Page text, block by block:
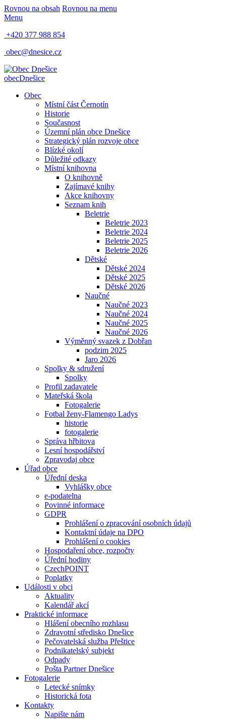
Rovnou na obsah Rovnou na menu
Menu
+420 377 988 854
obec@dnesice.cz
obecDnešice
Obec
Místní část Černotín
Historie
Současnost
Územní plán obce Dnešice
Strategický plán rozvoje obce
Blízké okolí
Důležité odkazy
Místní knihovna
O knihovně
Zajímavé knihy
Akce knihovny
Seznam knih
Beletrie
Beletrie 2023
Beletrie 2024
Beletrie 2025
Beletrie 2026
Dětské
Dětské 2024
Dětské 2025
Dětské 2026
Naučné
Naučné 2023
Naučné 2024
Naučné 2025
Naučné 2026
Výměnný svazek z Dobřan
podzim 2025
Jaro 2026
Spolky & sdružení
Spolky
Profil zadavatele
Mateřská škola
Fotogalerie
Fotbal ženy-Flamengo Ladys
historie
fotogalerie
Správa hřbitova
Lesní hospodářství
Zpravodaj obce
Úřad obce
Úřední deska
Vyhlášky obce
e-podatelna
Povinné informace
GDPR
Prohlášení o zpracování osobních údajů
Kontaktní údaje na DPO
Prohlášení o cookies
Hospodaření obce, rozpočty
Úřední hodiny
CzechPOINT
Poplatky
Události v obci
Aktuality
Kalendář akcí
Praktické informace
Hlášení obecního rozhlasu
Zdravotní středisko Dnešice
Pečovatelská služba Přeštice
Podnikatelský subjekt
Odpady
Pošta Partner Dnešice
Fotogalerie
Letecké snímky
Historická fota
Kontakty
Napište nám